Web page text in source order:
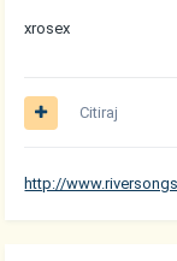
xrosex
Citiraj
http://